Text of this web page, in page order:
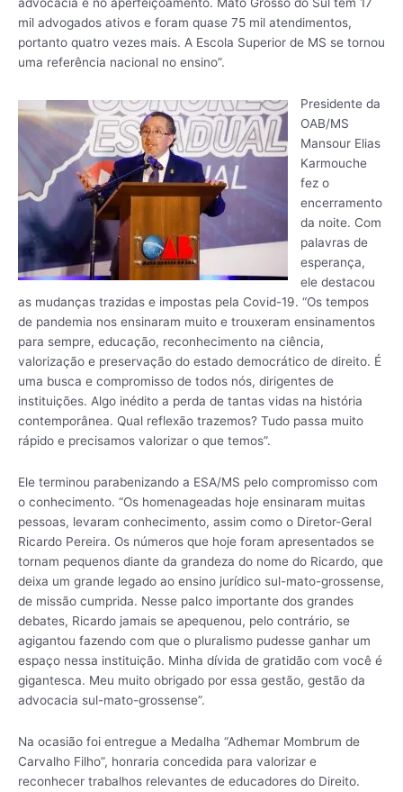
mil advogados ativos e foram quase 75 mil atendimentos,
portanto quatro vezes mais. A Escola Superior de MS se tornou
uma referência nacional no ensino”.
Presidente da
OAB/MS
Mansour Elias
Karmouche
fez o
encerramento
da noite. Com
palavras de
esperança,
ele destacou
as mudanças trazidas e impostas pela Covid-19. “Os tempos
de pandemia nos ensinaram muito e trouxeram ensinamentos
para sempre, educação, reconhecimento na ciência,
valorização e preservação do estado democrático de direito. É
uma busca e compromisso de todos nós, dirigentes de
instituições. Algo inédito a perda de tantas vidas na história
contemporânea. Qual reflexão trazemos? Tudo passa muito
rápido e precisamos valorizar o que temos”.
Ele terminou parabenizando a ESA/MS pelo compromisso com
o conhecimento. “Os homenageadas hoje ensinaram muitas
pessoas, levaram conhecimento, assim como o Diretor-Geral
Ricardo Pereira. Os números que hoje foram apresentados se
tornam pequenos diante da grandeza do nome do Ricardo, que
deixa um grande legado ao ensino jurídico sul-mato-grossense,
de missão cumprida. Nesse palco importante dos grandes
debates, Ricardo jamais se apequenou, pelo contrário, se
agigantou fazendo com que o pluralismo pudesse ganhar um
espaço nessa instituição. Minha dívida de gratidão com você é
gigantesca. Meu muito obrigado por essa gestão, gestão da
advocacia sul-mato-grossense”.
Na ocasião foi entregue a Medalha “Adhemar Mombrum de
Carvalho Filho”, honraria concedida para valorizar e
reconhecer trabalhos relevantes de educadores do Direito.